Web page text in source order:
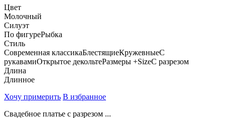
Цвет
Молочный
Силуэт
По фигуреРыбка
Стиль
Современная классикаБлестящиеКружевныеС
рукавамиОткрытое декольтеРазмеры +SizeС разрезом
Длина
Длинное
Хочу примерить В избранное
Свадебное платье с разрезом ...